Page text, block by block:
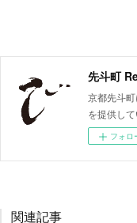
先斗町
京都先斗
を提供して
フォロ
関連記事